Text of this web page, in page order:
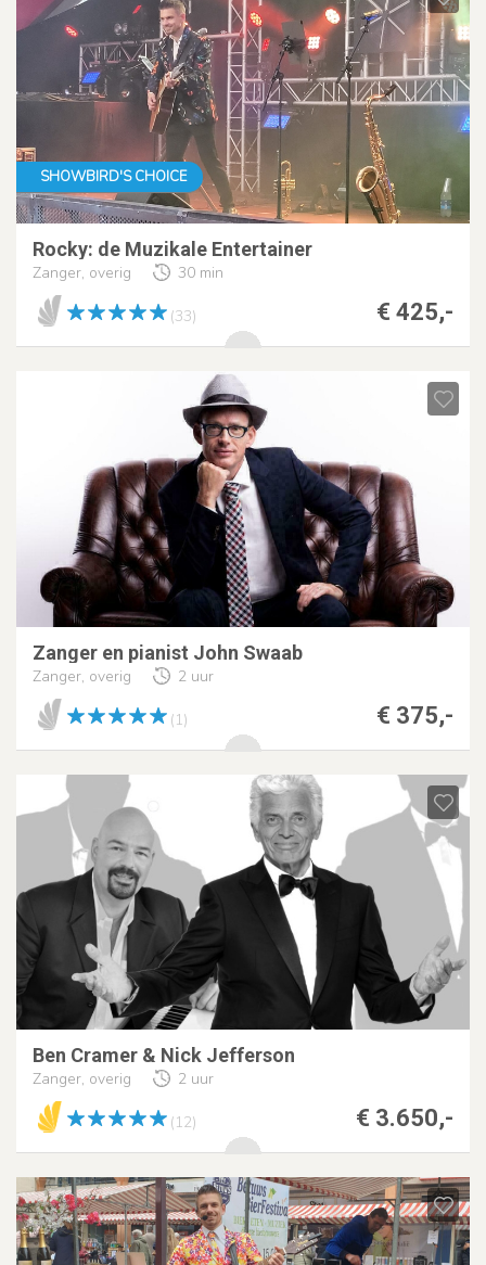
SHOWBIRD'S CHOICE
Rocky: de Muzikale Entertainer
Zanger, overig 30 min
€ 425,-
(33)
Zanger en pianist John Swaab
Zanger, overig 2 uur
€ 375,-
(1)
Ben Cramer & Nick Jefferson
Zanger, overig 2 uur
€ 3.650,-
(12)